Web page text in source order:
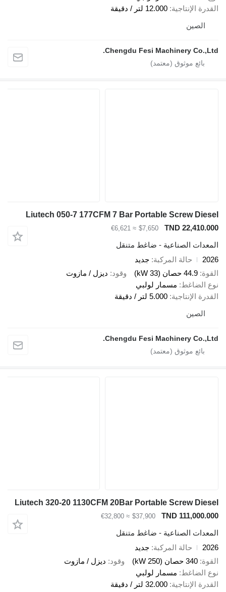
12.000 لتر / دقيقة
Chengdu Fesi Machinery
Liutech 050-7 177CFM 7 Bar Portable Screw
TND
$7,650
≈ €6,621
الصناعية - ضاغط متنقل
حالة المركبة جديد
44.9 حصان (33 kW)
وقود
ديزل / مازوت
مسمار لولبي
5.000 لتر / دقيقة
Chengdu Fesi Machinery
Liutech 320-20 1130CFM 20Bar Portable Screw
TND
$37,900
≈ €32,800
الصناعية - ضاغط متنقل
حالة المركبة جديد
340 حصان (250 kW)
وقود
ديزل / مازوت
مسمار لولبي
32.000 لتر / دقيقة